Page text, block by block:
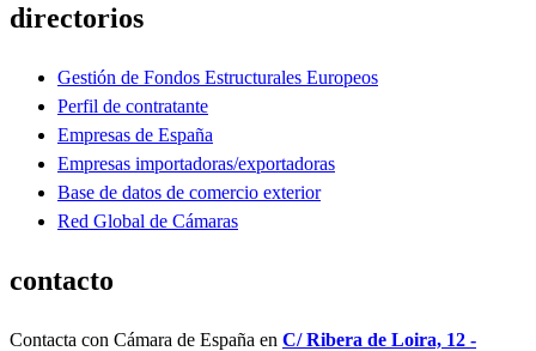
directorios
Gestión de Fondos Estructurales Europeos
Perfil de contratante
Empresas de España
Empresas importadoras/exportadoras
Base de datos de comercio exterior
Red Global de Cámaras
contacto
Contacta con Cámara de España en C/ Ribera de Loira, 12 -